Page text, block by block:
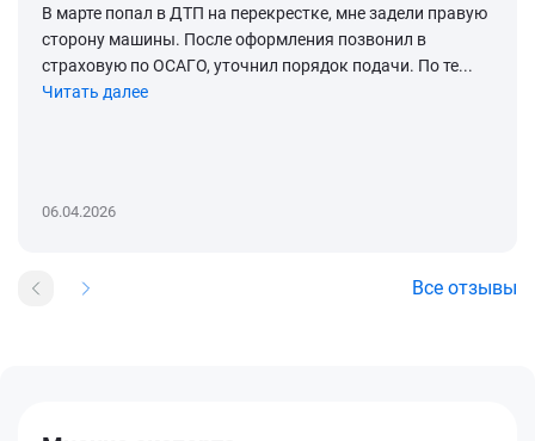
В марте попал в ДТП на перекрестке, мне задели правую
сторону машины. После оформления позвонил в
страховую по ОСАГО, уточнил порядок подачи. По те...
Читать далее
06.04.2026
Все отзывы